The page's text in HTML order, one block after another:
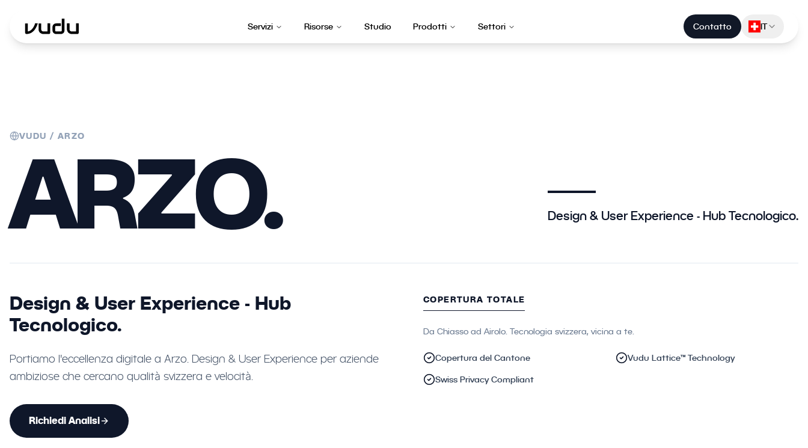
Servizi Risorse Studio Prodotti Settori Contatto IT
VUDU / ARZO
ARZO. Design & User Experience - Hub Tecnologico.
Design & User Experience - Hub
Tecnologico.
Portiamo l'eccellenza digitale a Arzo. Design & User Experience per aziende
ambiziose che cercano qualità svizzera e velocità.
Richiedi Analisi
COPERTURA TOTALE
Da Chiasso ad Airolo. Tecnologia svizzera, vicina a te.
Copertura del Cantone Vudu Lattice™ Technology
Swiss Privacy Compliant